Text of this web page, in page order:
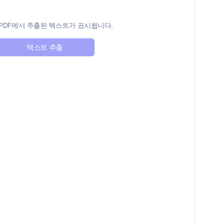
에서 추출된 텍스트가 표시됩니다.
텍스트 추출